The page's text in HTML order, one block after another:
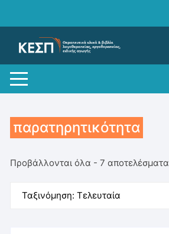
παρατηρητικότητα
Προβάλλονται όλα - 7 αποτελέσματα